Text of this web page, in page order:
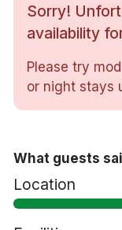
Badrum
Gratis WiFi
Skrivbord
Hårtork
Gratis
Gym
Restaurang
Tvättservice
Husdjur
Sorry!
availability
Please try
or night stays
What guests
Location